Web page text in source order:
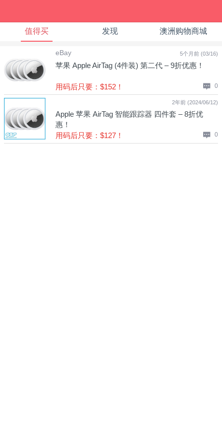
值得买 发现 澳洲购物商城
5个月前 (03/16)
eBay
苹果 Apple AirTag (4件装) 第二代 – 9折优惠！
用码后只要：$152！ 0
2年前 (2024/06/12)
Apple 苹果 AirTag 智能跟踪器 四件套 – 8折优
惠！
用码后只要：$127！
0